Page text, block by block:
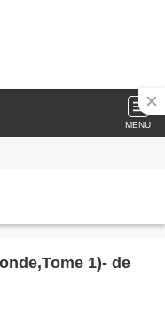
MENU
1)- de